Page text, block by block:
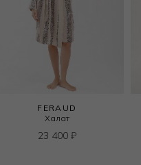
FERAUD
Халат
23 400 ₽